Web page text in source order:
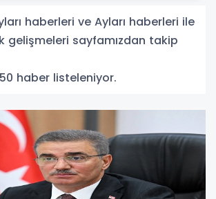
haberleri ve Ayları haberleri ile
gelişmeleri sayfamızdan takip
haber listeleniyor.